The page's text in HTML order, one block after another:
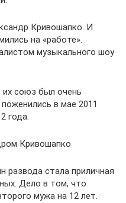
Кривошапко. И
на «работе».
музыкального шоу
их союз был очень
в мае 2011
года.
Кривошапко
развода стала приличная
Дело в том, что
мужа на 12 лет.